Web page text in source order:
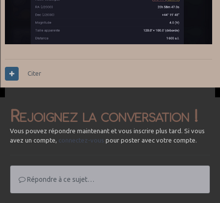
Citer
Rejoignez la conversation !
Vous pouvez répondre maintenant et vous inscrire plus tard. Si vous
avez un compte, connectez-vous pour poster avec votre compte.
Répondre à ce sujet…